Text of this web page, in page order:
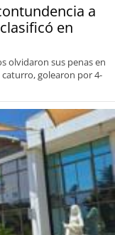
a
en
olvidaron sus penas en
golearon por 4-